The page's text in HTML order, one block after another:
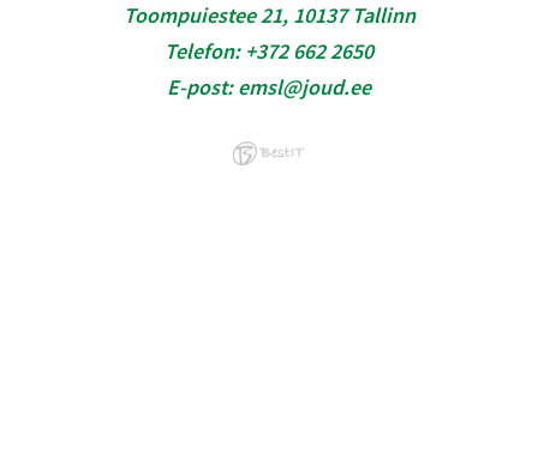
Toompuiestee 21, 10137 Tallinn
Telefon: +372 662 2650
E-post:emsl@joud.ee